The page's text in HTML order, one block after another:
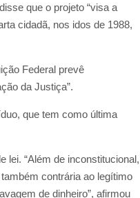
que o projeto “visa a
cidadã, nos idos de 1988,
Federal prevê
da Justiça”.
que tem como última
lei. “Além de
contrária ao legítimo
de dinheiro”, afirmou